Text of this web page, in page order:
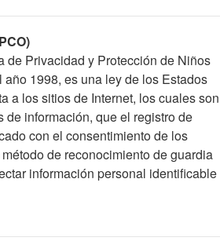
de Privacidad y Protección de Niños
1998, es una ley de los Estados
a los sitios de Internet, los cuales son
de información, que el registro de
con el consentimiento de los
de reconocimiento de guardia
información personal identificable